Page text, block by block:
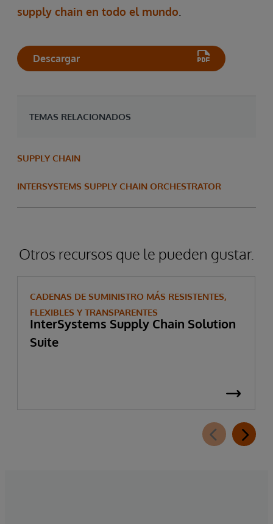
supply chain en todo el mundo
Descargar
TEMAS RELACIONADOS
SUPPLY CHAIN
INTERSYSTEMS SUPPLY CHAIN ORCHESTRATOR
Otros recursos que le pueden gustar.
CADENAS DE SUMINISTRO MÁS RESISTENTES,
FLEXIBLES Y TRANSPARENTES
InterSystems Supply Chain Solution
Suite